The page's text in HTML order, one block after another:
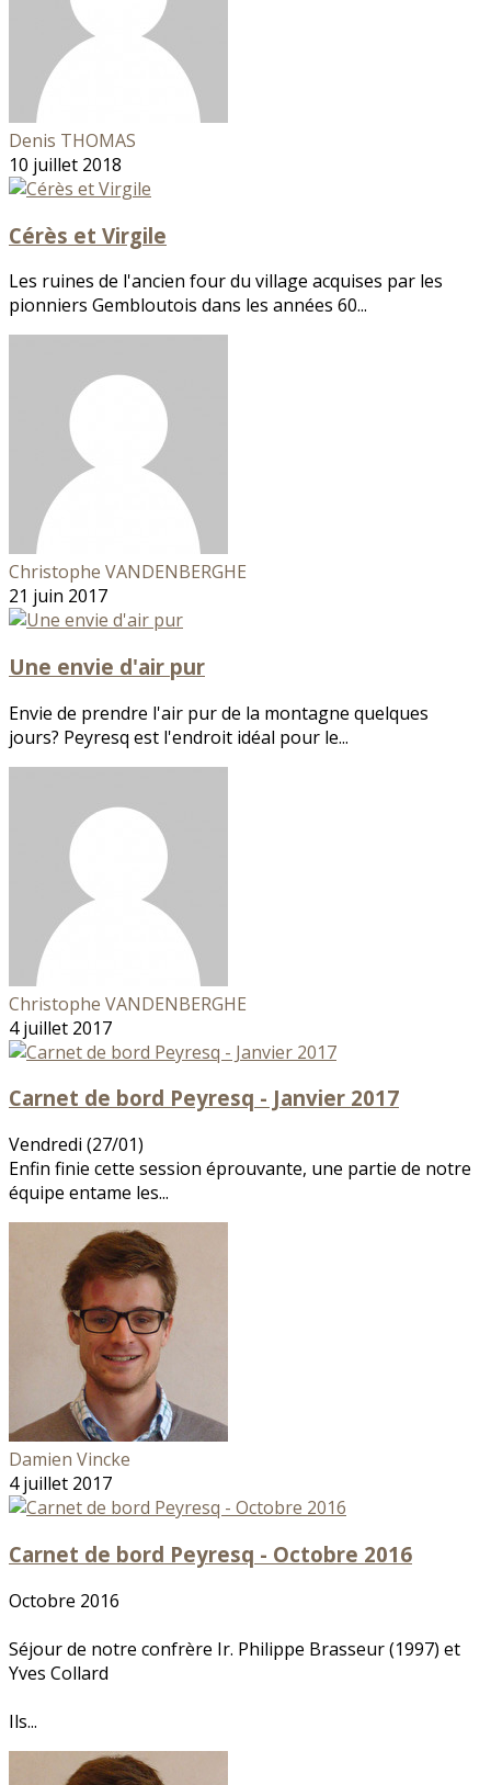
Denis THOMAS
10 juillet 2018
Cérès et Virgile
Les ruines de l'ancien four du village acquises par les
pionniers Gembloutois dans les années 60...
Christophe VANDENBERGHE
21 juin 2017
Une envie d'air pur
Envie de prendre l'air pur de la montagne quelques
jours? Peyresq est l'endroit idéal pour le...
Christophe VANDENBERGHE
4 juillet 2017
Carnet de bord Peyresq - Janvier 2017
Vendredi (27/01)
Enfin finie cette session éprouvante, une partie de notre
équipe entame les...
Damien Vincke
4 juillet 2017
Carnet de bord Peyresq - Octobre 2016
Octobre 2016
Séjour de notre confrère Ir. Philippe Brasseur (1997) et
Yves Collard
Ils...